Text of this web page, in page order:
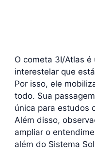
O cometa 3I/Atlas
interestelar que
Por isso, ele
todo. Sua
única para estudos
Além disso,
ampliar o
além do Sistema